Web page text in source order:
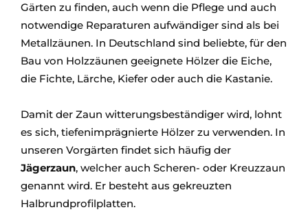
Gärten zu finden, auch wenn die Pflege und auch
notwendige Reparaturen aufwändiger sind als bei
Metallzäunen. In Deutschland sind beliebte, für den
Bau von Holzzäunen geeignete Hölzer die Eiche,
die Fichte, Lärche, Kiefer oder auch die Kastanie.
Damit der Zaun witterungsbeständiger wird, lohnt
es sich, tiefenimprägnierte Hölzer zu verwenden. In
unseren Vorgärten findet sich häufig der
Jägerzaun, welcher auch Scheren- oder Kreuzzaun
genannt wird. Er besteht aus gekreuzten
Halbrundprofilplatten.